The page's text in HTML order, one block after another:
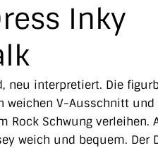
Inky
neu interpretiert. Die
weichen V-Ausschnitt und
Rock Schwung verleihen.
weich und bequem. Der